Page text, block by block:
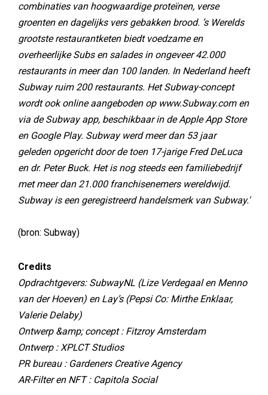
combinaties van hoogwaardige proteïnen, verse
groenten en dagelijks vers gebakken brood. ’s Werelds
grootste restaurantketen biedt voedzame en
overheerlijke Subs en salades in ongeveer 42.000
restaurants in meer dan 100 landen. In Nederland heeft
Subway ruim 200 restaurants. Het Subway-concept
wordt ook online aangeboden op www.Subway.com en
via de Subway app, beschikbaar in de Apple App Store
en Google Play. Subway werd meer dan 53 jaar
geleden opgericht door de toen 17-jarige Fred DeLuca
en dr. Peter Buck. Het is nog steeds een familiebedrijf
met meer dan 21.000 franchisenemers wereldwijd.
Subway is een geregistreerd handelsmerk van Subway.'
(bron: Subway)
Credits
Opdrachtgevers: SubwayNL (Lize Verdegaal en Menno
van der Hoeven) en Lay’s (Pepsi Co: Mirthe Enklaar,
Valerie Delaby)
Ontwerp &amp; concept : Fitzroy Amsterdam
Ontwerp : XPLCT Studios
PR bureau : Gardeners Creative Agency
AR-Filter en NFT : Capitola Social